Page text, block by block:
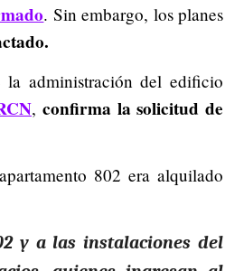
. Sin embargo, los planes
administración del edificio
, confirma la solicitud de
802 era alquilado
y a las instalaciones del